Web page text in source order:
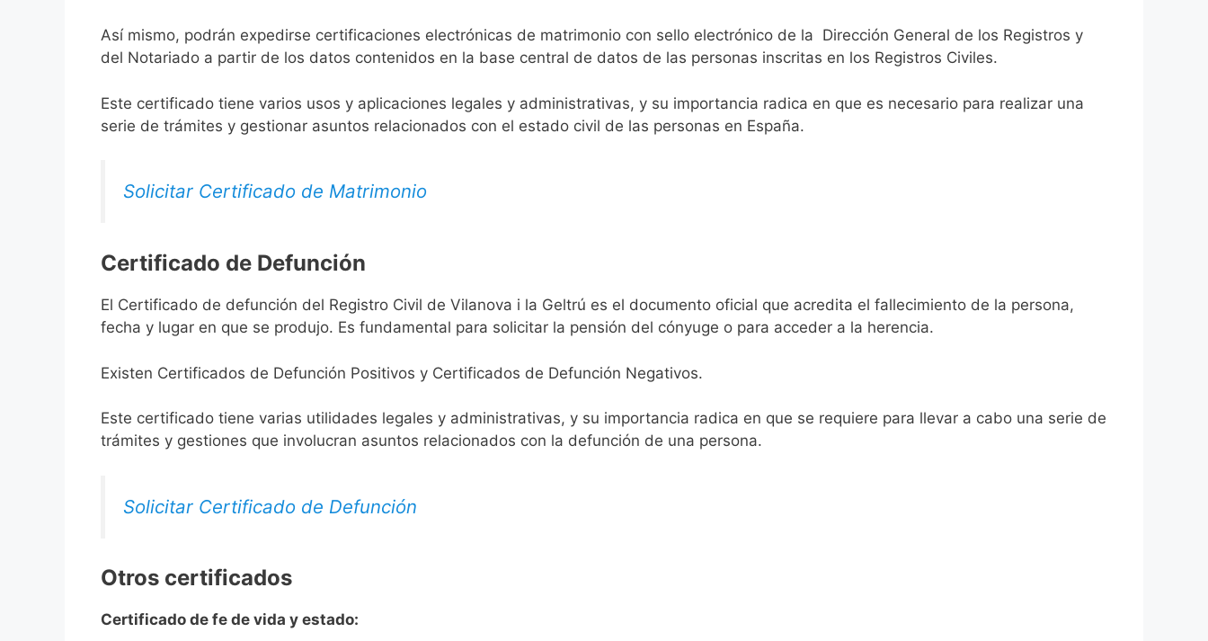
Así mismo, podrán expedirse certificaciones electrónicas de matrimonio con sello electrónico de la Dirección General de los Registros y
del Notariado a partir de los datos contenidos en la base central de datos de las personas inscritas en los Registros Civiles.
Este certificado tiene varios usos y aplicaciones legales y administrativas, y su importancia radica en que es necesario para realizar una
serie de trámites y gestionar asuntos relacionados con el estado civil de las personas en España.
Solicitar Certificado de Matrimonio
Certificado de Defunción
El Certificado de defunción del Registro Civil de Vilanova i la Geltrú es el documento oficial que acredita el fallecimiento de la persona,
fecha y lugar en que se produjo. Es fundamental para solicitar la pensión del cónyuge o para acceder a la herencia.
Existen Certificados de Defunción Positivos y Certificados de Defunción Negativos.
Este certificado tiene varias utilidades legales y administrativas, y su importancia radica en que se requiere para llevar a cabo una serie de
trámites y gestiones que involucran asuntos relacionados con la defunción de una persona.
Solicitar Certificado de Defunción
Otros certificados
Certificado de fe de vida y estado: